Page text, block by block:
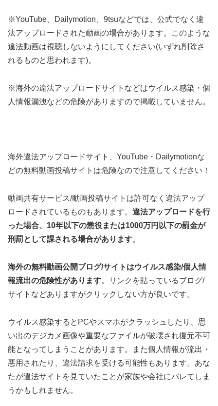
※YouTube、Dailymotion、9tsuなどでは、公式でなく違
法アップロードされた動画の場合があります。このような
違法動画は視聴しないようにしてください(いずれ削除さ
れるものと思われます)。
※海外の違法アップロードサイトなどはウイルス感染・個
人情報漏洩などの危険がありますので掲載していません。
海外違法アップロードサイト、YouTube・Dailymotionな
どの無料動画投稿サイトは危険なので注意してください！
動画共有サービス/動画投稿サイトは許可なく違法アップ
ロードされているものもあります。 違法アップロードを行
った場合、10年以下の懲役または1000万円以下の罰金が
刑罰として課される場合があります。
海外の無料動画公開ブログ/サイトはウイルス感染/個人情
報流出の危険性があります。リンクを貼っているブログ/
サイトなどありますがクリックしない方が良いです。
ウイルス感染するとPCやスマホがクラッシュしたり、思
い出のデジカメ画像や重要なファイルが破壊され復元不可
能となってしまうことがあります。また個人情報が流出・
悪用されたり、違法請求を受ける可能性もあります。あな
たが違法サイトを見ていたことが家族や会社にバレてしま
うかもしれません。